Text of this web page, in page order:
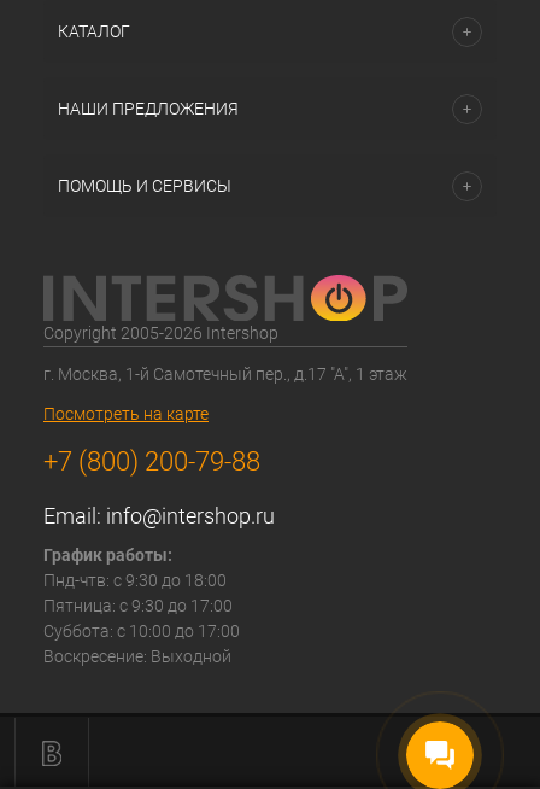
КАТАЛОГ
НАШИ ПРЕДЛОЖЕНИЯ
ПОМОЩЬ И СЕРВИСЫ
Copyright 2005-2026 Intershop
г. Москва, 1-й Самотечный пер., д.17 "А", 1 этаж
Посмотреть на карте
+7 (800) 200-79-88
Email: info@intershop.ru
График работы:
Пнд-чтв: с 9:30 до 18:00
Пятница: с 9:30 до 17:00
Суббота: с 10:00 до 17:00
Воскресение: Выходной